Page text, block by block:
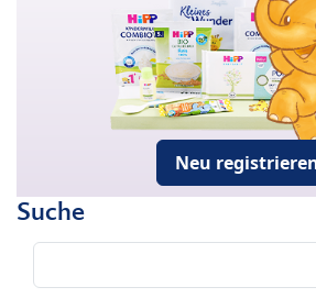
Neu
Suche